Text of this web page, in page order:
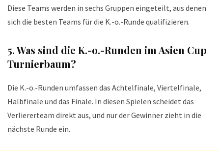
Diese Teams werden in sechs Gruppen eingeteilt, aus denen
sich die besten Teams für die K.-o.-Runde qualifizieren.
5.Was sind die K.-o.-Runden im Asien Cup
Turnierbaum?
Die K.-o.-Runden umfassen das Achtelfinale, Viertelfinale,
Halbfinale und das Finale. In diesen Spielen scheidet das
Verliererteam direkt aus, und nur der Gewinner zieht in die
nächste Runde ein.